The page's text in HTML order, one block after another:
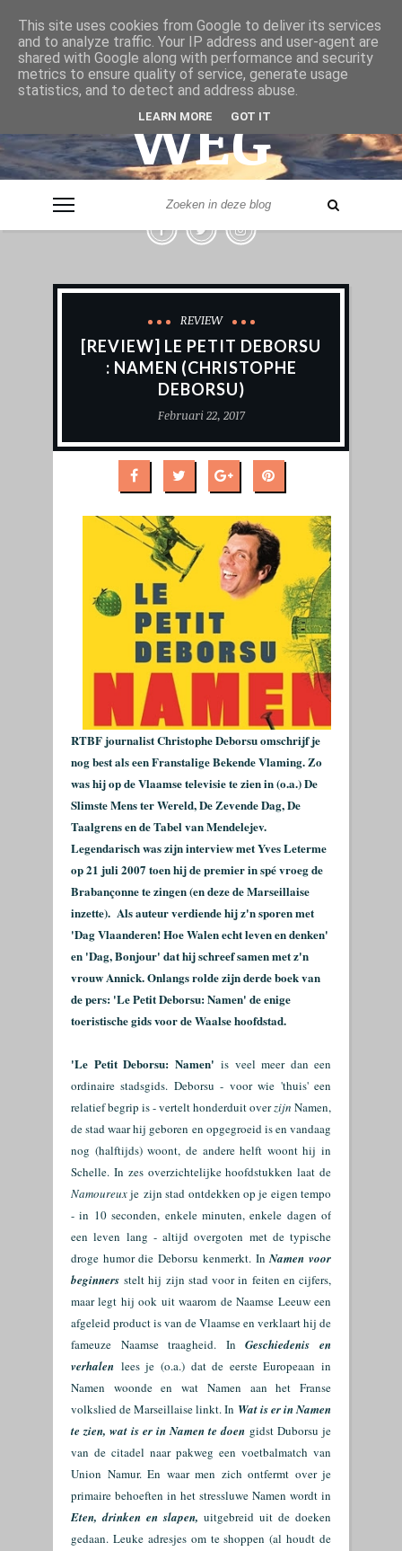
& VER
WEG
REVIEW
[REVIEW] LE PETIT DEBORSU
: NAMEN (CHRISTOPHE
DEBORSU)
Februari 22, 2017
RTBF journalist Christophe Deborsu omschrijf je
nog best als een Franstalige Bekende Vlaming. Zo
was hij op de Vlaamse televisie te zien in (o.a.) De
Slimste Mens ter Wereld, De Zevende Dag, De
Taalgrens en de Tabel van Mendelejev.
Legendarisch was zijn interview met Yves Leterme
op 21 juli 2007 toen hij de premier in spé vroeg de
Brabançonne te zingen (en deze de Marseillaise
inzette). Als auteur verdiende hij z'n sporen met
'Dag Vlaanderen! Hoe Walen echt leven en denken'
en 'Dag, Bonjour' dat hij schreef samen met z'n
vrouw Annick. Onlangs rolde zijn derde boek van
de pers: 'Le Petit Deborsu: Namen' de enige
toeristische gids voor de Waalse hoofdstad.
'Le Petit Deborsu: Namen' is veel meer dan een
ordinaire stadsgids. Deborsu - voor wie 'thuis' een
relatief begrip is - vertelt honderduit overzijn Namen,
de stad waar hij geboren en opgegroeid is en vandaag
nog (halftijds) woont, de andere helft woont hij in
Schelle. In zes overzichtelijke hoofdstukken laat de
Namoureuxje zijn stad ontdekken op je eigen tempo
- in 10 seconden, enkele minuten, enkele dagen of
een leven lang - altijd overgoten met de typische
droge humor die Deborsu kenmerkt. InNamen voor
beginners stelt hij zijn stad voor in feiten en cijfers,
maar legt hij ook uit waarom de Naamse Leeuw een
afgeleid product is van de Vlaamse en verklaart hij de
fameuze Naamse traagheid. InGeschiedenis en
verhalen lees je (o.a.) dat de eerste Europeaan in
Namen woonde en wat Namen aan het Franse
volkslied de Marseillaise linkt. In Wat is er in Namen
te zien, wat is er in Namen te doen gidst Duborsu je
van de citadel naar pakweg een voetbalmatch van
Union Namur. En waar men zich ontfermt over je
primaire behoeften in het stressluwe Namen wordt in
Eten, drinken en slapen, uitgebreid uit de doeken
gedaan. Leuke adresjes om te shoppen (al houdt de
This site uses cookies from Google to deliver its services
and to analyze traffic. Your IP address and user-agent are
shared with Google along with performance and security
metrics to ensure quality of service, generate usage
statistics, and to detect and address abuse.
LEARN MORE GOT IT